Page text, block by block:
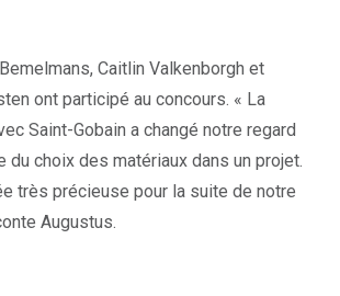
Caitlin Valkenborgh et
ont participé au concours. « La
Saint-Gobain a changé notre regard
du choix des matériaux dans un projet.
très précieuse pour la suite de notre
Augustus.